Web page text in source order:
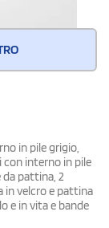
in pile grigio,
con interno in pile
pattina, 2
in velcro e pattina
e in vita e bande